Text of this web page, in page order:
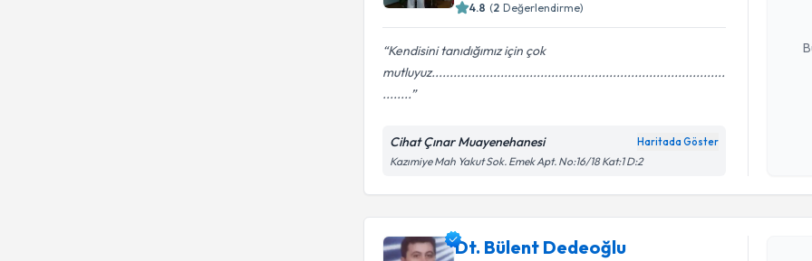
4.8 (2 Değerlendirme)
Kendisini tanıdığımız için çok
mutluyuz.................................................................................
........
Cihat Çınar Muayenehanesi Haritada Göster
Kazımiye Mah Yakut Sok. Emek Apt. No:16/18 Kat:1 D:2
Dt. Bülent Dedeoğlu